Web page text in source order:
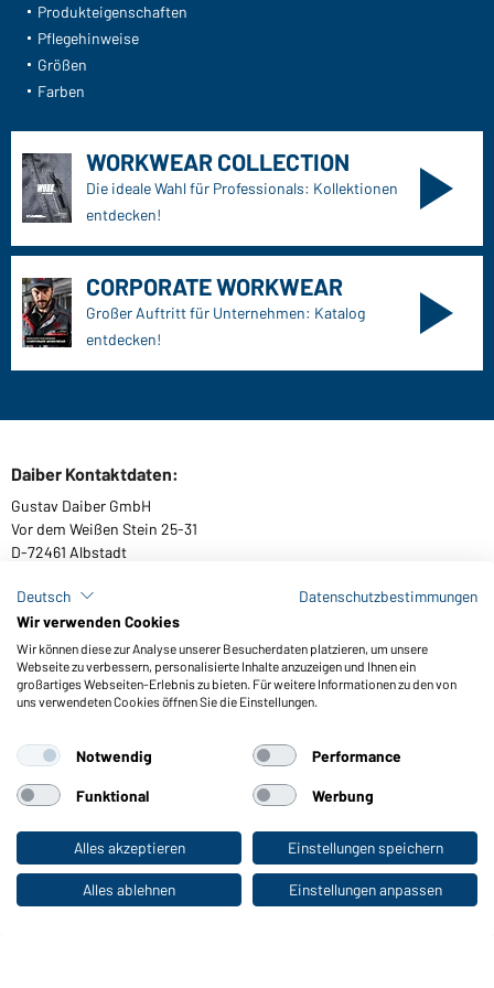
Zum Privatkunden-Shop
Ihre Ansprechpartner
Außendienst anfordern
Kontaktformular
Frachtkosten
Meldeportal nach Hinweisgeberschutz
Funktionen & Pflege
Produkteigenschaften
Größen
Farben
Die ideale Wahl für Professionals: Kollektionen
CORPORATE WORKWEAR
Großer Auftritt für Unternehmen: Katalog
Daiber Kontaktdaten:
Gustav Daiber GmbH
Vor dem Weißen Stein 25-31
D-72461 Albstadt
Kataloge herunterladen oder bestellen
Zu den Katalogen
Deutsch
Datenschutzbestimmungen
Wir verwenden Cookies
Wir können diese zur Analyse unserer Besucherdaten platzieren, um unsere
Webseite zu verbessern, personalisierte Inhalte anzuzeigen und Ihnen ein
großartiges Webseiten-Erlebnis zu bieten. Für weitere Informationen zu den von
uns verwendeten Cookies öffnen Sie die Einstellungen.
Notwendig Performance
Funktional Werbung
Alles akzeptieren Einstellungen speichern
Alles ablehnen Einstellungen anpassen